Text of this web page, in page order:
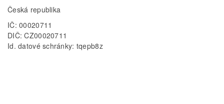
Česká republika
IČ: 00020711
DIČ: CZ00020711
Id. datové schránky: tqepb8z